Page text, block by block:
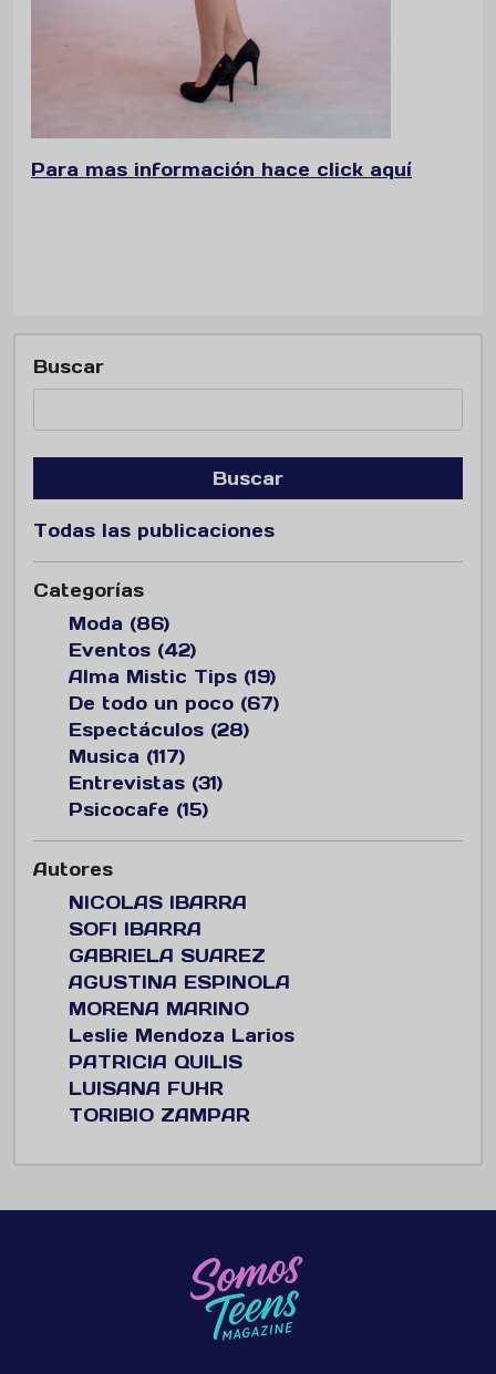
Para mas información hace click aquí
Buscar
Buscar
Todas las publicaciones
Categorías
Moda (86)
Eventos (42)
Alma Mistic Tips (19)
De todo un poco (67)
Espectáculos (28)
Musica (117)
Entrevistas (31)
Psicocafe (15)
Autores
NICOLAS IBARRA
SOFI IBARRA
GABRIELA SUAREZ
AGUSTINA ESPINOLA
MORENA MARINO
Leslie Mendoza Larios
PATRICIA QUILIS
LUISANA FUHR
TORIBIO ZAMPAR